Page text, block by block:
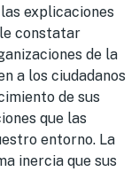
explicaciones
constatar
de la
a los ciudadanos
de sus
que las
entorno. La
inercia que sus